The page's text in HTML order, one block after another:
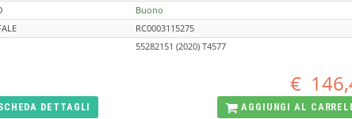
Buono
RC0003115275
55282151 (2020) T4577
€
DETTAGLI AGGIUNGI AL